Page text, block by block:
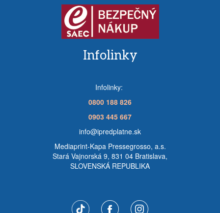
Infolinky
Infolinky:
0800 188 826
0903 445 667
info@ipredplatne.sk
Mediaprint-Kapa Pressegrosso, a.s.
Stará Vajnorská 9, 831 04 Bratislava,
SLOVENSKÁ REPUBLIKA